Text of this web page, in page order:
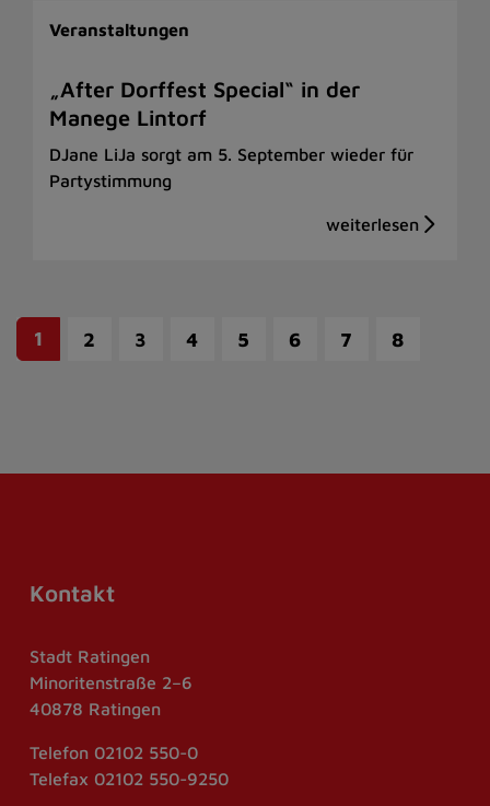
Veranstaltungen
„After Dorffest Special“ in der
Manege Lintorf
DJane LiJa sorgt am 5. September wieder für
Partystimmung
1 2 3 4 5 6 7 8
Kontakt
Stadt Ratingen
Minoritenstraße 2–6
40878 Ratingen
Telefon 02102 550-0
Telefax 02102 550-9250